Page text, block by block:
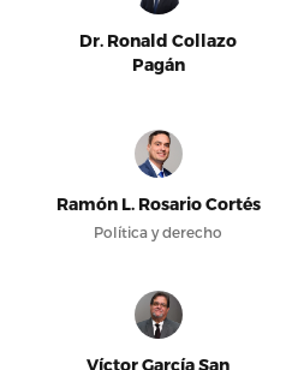
Dr. Ronald Collazo
Pagán
Ramón L. Rosario Cortés
Política y derecho
Víctor García San